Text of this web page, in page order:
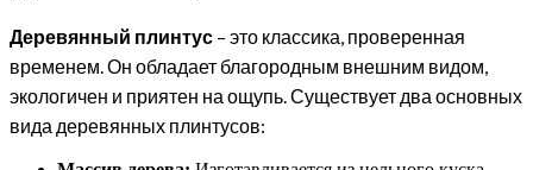
Деревянный плинтус – это классика, проверенная
временем. Он обладает благородным внешним видом,
экологичен и приятен на ощупь. Существует два основных
вида деревянных плинтусов: